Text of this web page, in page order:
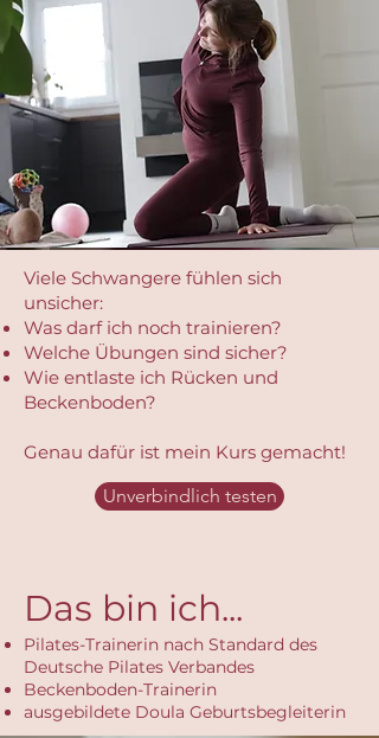
Viele Schwangere fühlen sich
unsicher:
Was darf ich noch trainieren?
Welche Übungen sind sicher?
Wie entlaste ich Rücken und
Beckenboden?
Genau dafür ist mein Kurs gemacht!
Unverbindlich testen
Das bin ich...
Pilates-Trainerin nach Standard des
Deutsche Pilates Verbandes
Beckenboden-Trainerin
ausgebildete Doula Geburtsbegleiterin